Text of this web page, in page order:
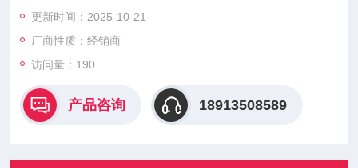
更新时间：2025-10-21
厂商性质：经销商
访问量：190
产品咨询 18913508589